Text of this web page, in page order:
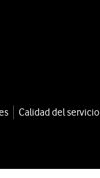
Calidad del servicio